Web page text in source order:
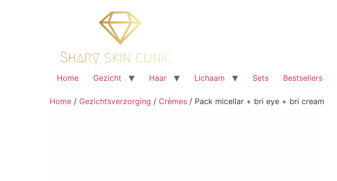
Home Gezicht Haar Lichaam Sets Bestsellers
Home / Gezichtsverzorging / Crèmes / Pack micellar + bri eye + bri cream